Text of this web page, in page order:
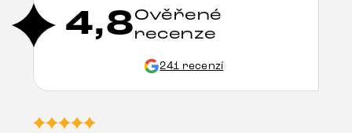
4,8Ověřené
recenze
241 recenzí